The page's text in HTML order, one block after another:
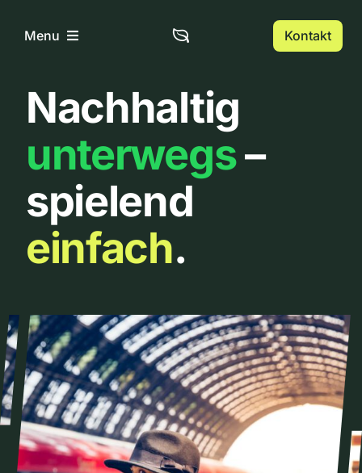
InhaltMenu
Home
Über uns
Urbanlist
Kontakt
Nachhaltig
unterwegs–
spielend
einfach.